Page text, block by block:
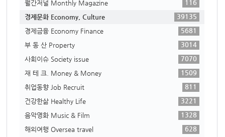
월간저널 Monthly Magazine
116
경제문화 Economy, Culture
39135
경제금융 Economy Finance
5681
부 동 산 Property
3014
사회이슈 Society issue
7070
재 테 크. Money & Money
1509
취업동향 Job Recruit
811
건강한삶 Healthy Life
3221
음악영화 Music & Film
1328
해외여행 Oversea travel
628